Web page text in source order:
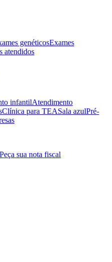
genéticosExames
atendidos
infantilAtendimento
Clínica para TEASala azulPré-
Peça sua nota fiscal